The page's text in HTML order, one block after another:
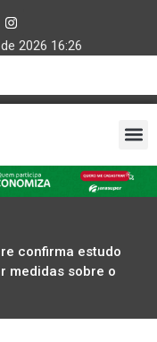
2026 16:26
confirma estudo
medidas sobre o